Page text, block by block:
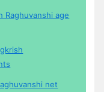
Raghuvanshi age
net